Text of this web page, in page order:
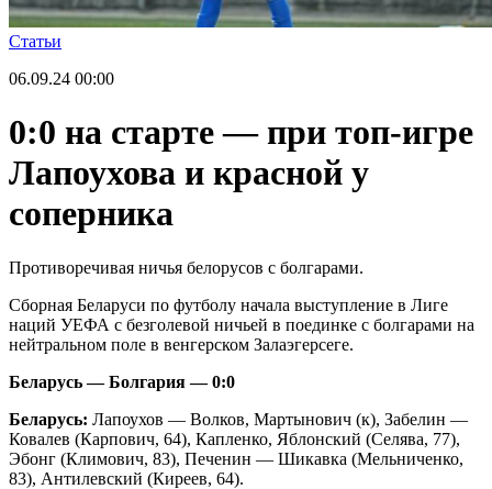
Статьи
06.09.24 00:00
0:0 на старте — при топ-игре
Лапоухова и красной у
соперника
Противоречивая ничья белорусов с болгарами.
Сборная Беларуси по футболу начала выступление в Лиге
наций УЕФА с безголевой ничьей в поединке с болгарами на
нейтральном поле в венгерском Залаэгерсеге.
Беларусь — Болгария — 0:0
Беларусь: Лапоухов — Волков, Мартынович (к), Забелин —
Ковалев (Карпович, 64), Капленко, Яблонский (Селява, 77),
Эбонг (Климович, 83), Печенин — Шикавка (Мельниченко,
83), Антилевский (Киреев, 64).